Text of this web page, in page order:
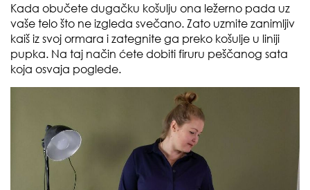
Kada obučete dugačku košulju ona ležerno pada uz
vaše telo što ne izgleda svečano. Zato uzmite zanimljiv
kaiš iz svoj ormara i zategnite ga preko košulje u liniji
pupka. Na taj način ćete dobiti firuru peščanog sata
koja osvaja poglede.